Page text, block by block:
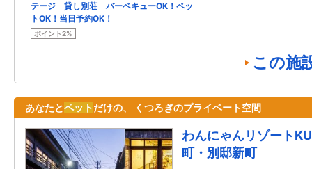
テージ 貸し別荘 バーベキューOK！ペッ
トOK！当日予約OK！
ポイント2%
この施
あなたとペットだけの、 くつろぎのプライベート空間
わんにゃんリゾート
町・別邸新町